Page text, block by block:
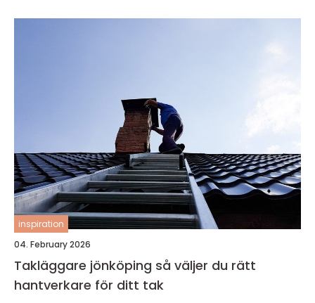
inspiration
04. February 2026
Takläggare jönköping så väljer du rätt
hantverkare för ditt tak